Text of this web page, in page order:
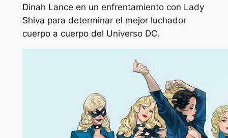
Dinah Lance en un enfrentamiento con Lady
Shiva para determinar el mejor luchador
cuerpo a cuerpo del Universo DC.